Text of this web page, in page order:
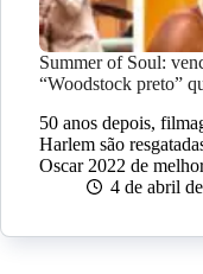
Summer of Soul:
“Woodstock preto”
50 anos depois,
Harlem são
Oscar 2022 de
4 de abril